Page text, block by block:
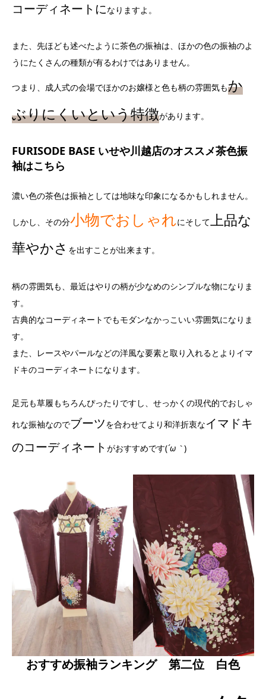
コーディネートになりますよ。
また、先ほども述べたように茶色の振袖は、ほかの色の振袖のよ
うにたくさんの種類が有るわけではありません。
つまり、成人式の会場でほかのお嬢様と色も柄の雰囲気もか
ぶりにくいという特徴があります。
FURISODE BASE いせや川越店のオススメ茶色振
袖はこちら
濃い色の茶色は振袖としては地味な印象になるかもしれません。
しかし、その分小物でおしゃれにそして上品な
華やかさ を出すことが出来ます。
柄の雰囲気も、最近はやりの柄が少なめのシンプルな物になりま
す。
古典的なコーディネートでもモダンなかっこいい雰囲気になりま
す。
また、レースやパールなどの洋風な要素と取り入れるとよりイマ
ドキのコーディネートになります。
足元も草履もちろんぴったりですし、せっかくの現代的でおしゃ
れな振袖なのでブーツを合わせてより和洋折衷なイマドキ
のコーディネート がおすすめです(´ω｀)
おすすめ振袖ランキング 第二位 白色